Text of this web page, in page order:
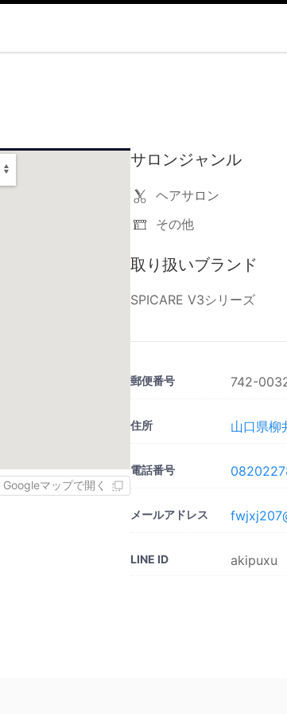
Googleマップで開く
サロンジャンル
ヘアサロン
その他
取り扱いブランド
SPICARE V3シリーズ
郵便番号 742-
住所 山口県柳
電話番号
メールアドレス
LINE ID akipuxu